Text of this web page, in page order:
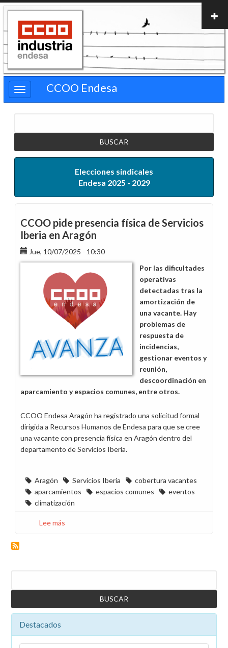
Pasar
contenido
principal
CCOO Endesa
Elecciones sindicales
Endesa 2025 - 2029
CCOO pide presencia física de Servicios
Iberia en Aragón
Jue, 10/07/2025 - 10:30
Por las dificultades
operativas
detectadas tras la
amortización de
una vacante. Hay
problemas de
respuesta de
incidencias,
gestionar eventos y
reunión,
descoordinación en
aparcamiento y espacios comunes, entre otros.
CCOO Endesa Aragón ha registrado una solicitud formal
dirigida a Recursos Humanos de Endesa para que se cree
una vacante con presencia física en Aragón dentro del
departamento de Servicios Iberia.
Aragón Servicios Iberia
cobertura vacantes
aparcamientos
espacios comunes
eventos
climatización
Lee más
Servicios
en
Destacados